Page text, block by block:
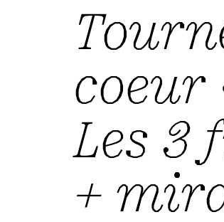
coeur
Les 3
+